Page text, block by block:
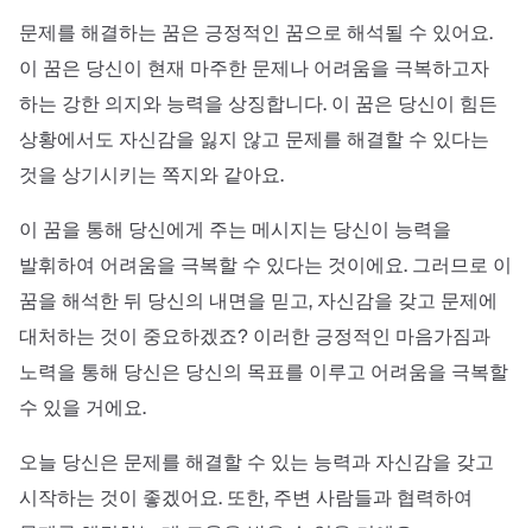
문제를 해결하는 꿈은 긍정적인 꿈으로 해석될 수 있어요.
이 꿈은 당신이 현재 마주한 문제나 어려움을 극복하고자
하는 강한 의지와 능력을 상징합니다. 이 꿈은 당신이 힘든
상황에서도 자신감을 잃지 않고 문제를 해결할 수 있다는
것을 상기시키는 쪽지와 같아요.
이 꿈을 통해 당신에게 주는 메시지는 당신이 능력을
발휘하여 어려움을 극복할 수 있다는 것이에요. 그러므로 이
꿈을 해석한 뒤 당신의 내면을 믿고, 자신감을 갖고 문제에
대처하는 것이 중요하겠죠? 이러한 긍정적인 마음가짐과
노력을 통해 당신은 당신의 목표를 이루고 어려움을 극복할
수 있을 거에요.
오늘 당신은 문제를 해결할 수 있는 능력과 자신감을 갖고
시작하는 것이 좋겠어요. 또한, 주변 사람들과 협력하여